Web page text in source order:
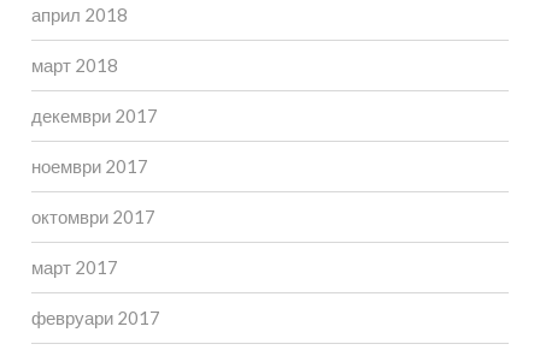
април 2018
март 2018
декември 2017
ноември 2017
октомври 2017
март 2017
февруари 2017